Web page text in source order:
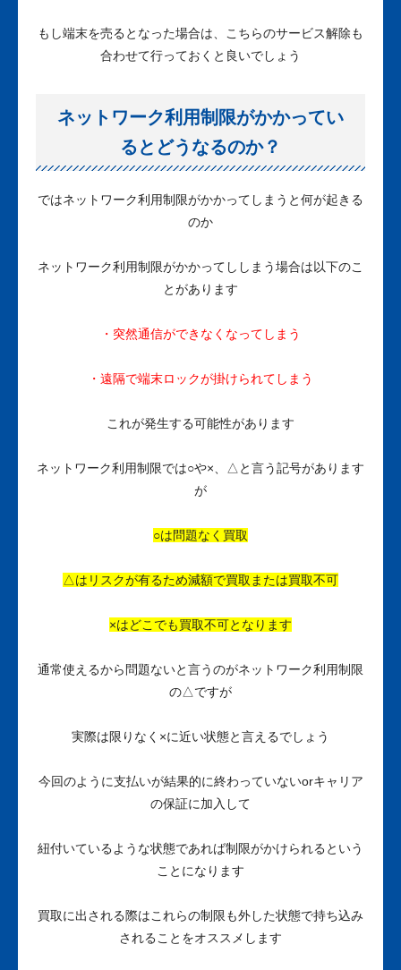
もし端末を売るとなった場合は、こちらのサービス解除も
合わせて行っておくと良いでしょう
ネットワーク利用制限がかかってい
るとどうなるのか？
ではネットワーク利用制限がかかってしまうと何が起きる
のか
ネットワーク利用制限がかかってししまう場合は以下のこ
とがあります
・突然通信ができなくなってしまう
・遠隔で端末ロックが掛けられてしまう
これが発生する可能性があります
ネットワーク利用制限では○や×、△と言う記号があります
が
○は問題なく買取
△はリスクが有るため減額で買取または買取不可
×はどこでも買取不可となります
通常使えるから問題ないと言うのがネットワーク利用制限
の△ですが
実際は限りなく×に近い状態と言えるでしょう
今回のように支払いが結果的に終わっていないorキャリア
の保証に加入して
紐付いているような状態であれば制限がかけられるという
ことになります
買取に出される際はこれらの制限も外した状態で持ち込み
されることをオススメします